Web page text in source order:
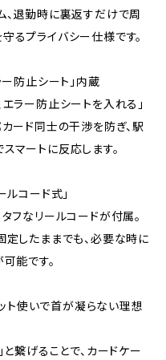
、退勤時に裏返すだけで周
るプライバシー仕様です。
ー防止シート」内蔵
ラー防止シートを入れる」
ード同士の干渉を防ぎ、駅
マートに反応します。
ルコード式」
フなリールコードが付属。
定したままでも、必要な時に
能です。
ット使いで首が凝らない理想
と繋げることで、カードケー